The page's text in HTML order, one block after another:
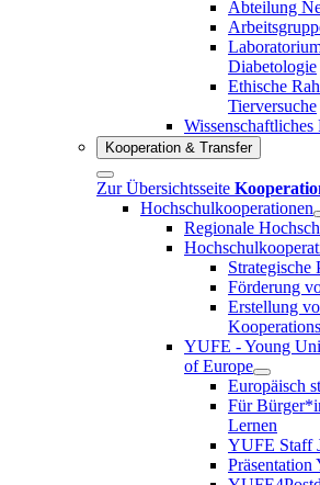
Abteilung
Diabetologie
Ethische
Tierversuche
Wissenschaftliches
Kooperation & Transfer
Zur Übersichtsseite
Hochschulkooperationen
Regionale
Strategische
Förderung
Erstellung
YUFE - Young
of Europe
Europäisch
Für
Lernen
YUFE Staff
Präsentation